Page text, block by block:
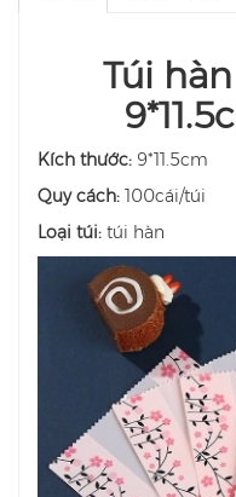
Túi
Kích thước: 9*11.5cm
Quy cách: 100cái/túi
Loại túi: túi hàn